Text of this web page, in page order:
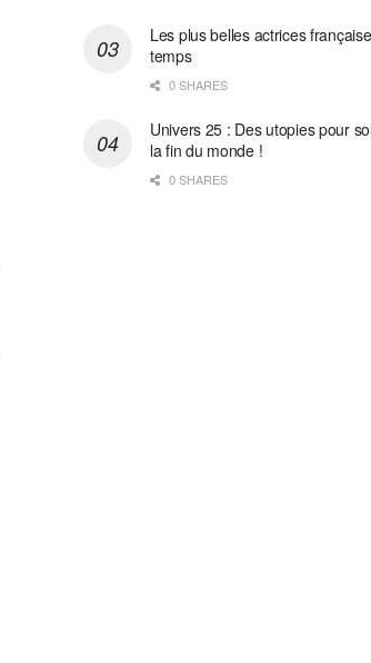
Les plus belles actrices
temps
0 SHARES
Univers 25 : Des utopies pour
la fin du monde !
0 SHARES